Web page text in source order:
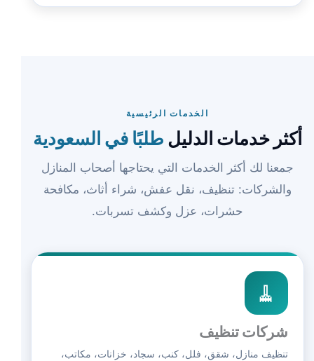
الخدمات الرئيسية
أكثر خدمات الدليل طلبًا في السعودية
جمعنا لك أكثر الخدمات التي يحتاجها أصحاب المنازل
والشركات: تنظيف، نقل عفش، شراء أثاث، مكافحة
حشرات، عزل وكشف تسربات.
🧹
شركات تنظيف
تنظيف منازل، شقق، فلل، كنب، سجاد، خزانات، مكاتب،